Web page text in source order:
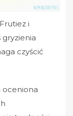
i
gryzienia
czyścić
oceniona